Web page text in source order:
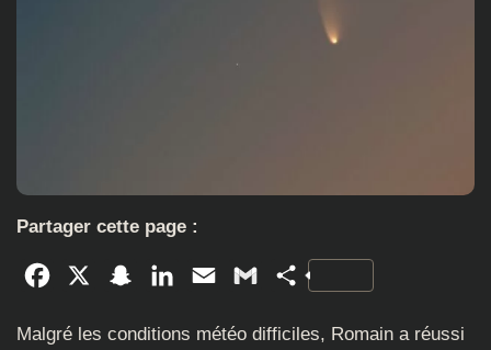
Partager cette page :
Facebook SnapchatLinkedInEmail GmailPartager
Malgré les conditions météo difficiles, Romain a réussi